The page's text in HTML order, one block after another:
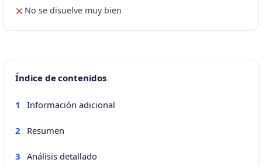
No se disuelve muy bien
Índice de contenidos
1 Información adicional
2 Resumen
3 Análisis detallado